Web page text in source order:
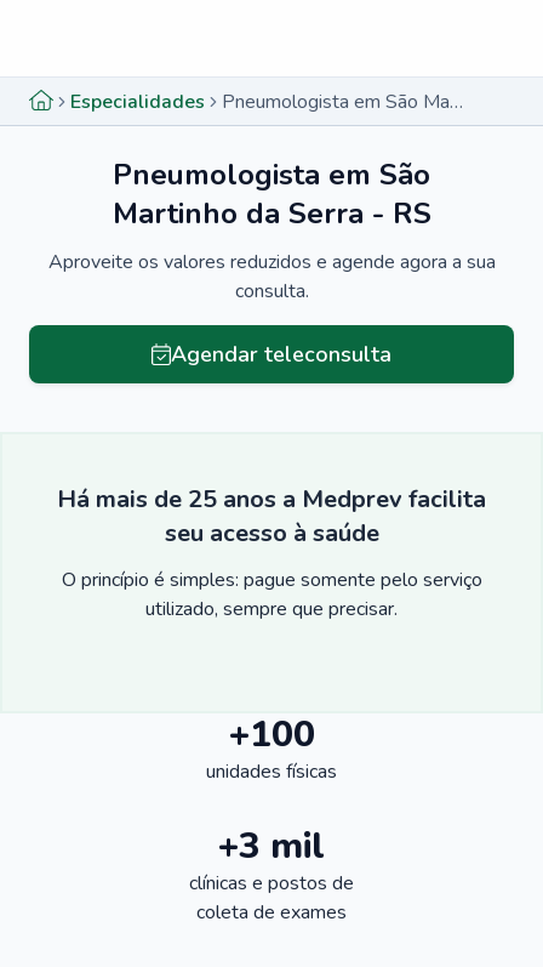
Especialidades Pneumologista em São Martinho da Serra - RS
Pneumologista em São
Martinho da Serra - RS
Aproveite os valores reduzidos e agende agora a sua
consulta.
Agendar teleconsulta
Há mais de 25 anos a Medprev facilita
seu acesso à saúde
O princípio é simples: pague somente pelo serviço
utilizado, sempre que precisar.
+100
unidades físicas
+3 mil
clínicas e postos de
coleta de exames